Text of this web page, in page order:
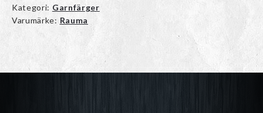
Kategori: Garnfärger
Varumärke: Rauma